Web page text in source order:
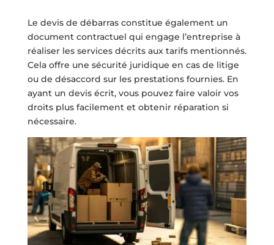
Le devis de débarras constitue également un
document contractuel qui engage l’entreprise à
réaliser les services décrits aux tarifs mentionnés.
Cela offre une sécurité juridique en cas de litige
ou de désaccord sur les prestations fournies. En
ayant un devis écrit, vous pouvez faire valoir vos
droits plus facilement et obtenir réparation si
nécessaire.